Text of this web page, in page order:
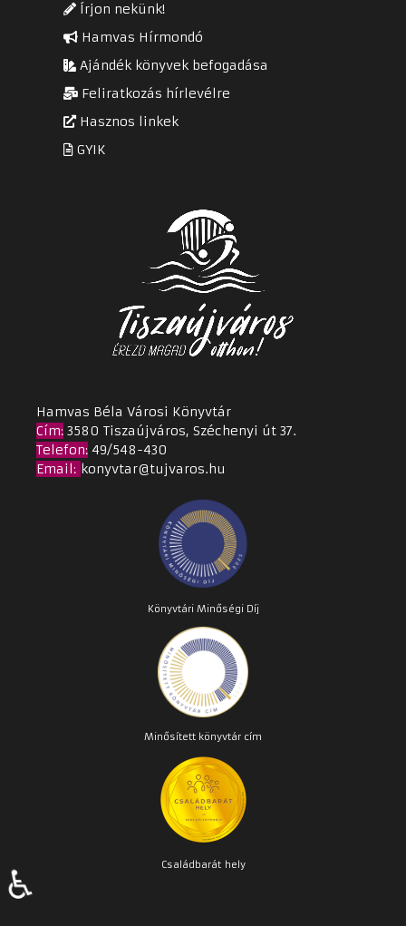
Írjon nekünk!
Hamvas Hírmondó
Ajándék könyvek befogadása
Feliratkozás hírlevélre
Hasznos linkek
GYIK
Hamvas Béla Városi Könyvtár
Cím: 3580 Tiszaújváros, Széchenyi út 37.
Telefon: 49/548-430
Email: konyvtar@tujvaros.hu
Könyvtári Minőségi Díj
Minősített könyvtár cím
Családbarát hely